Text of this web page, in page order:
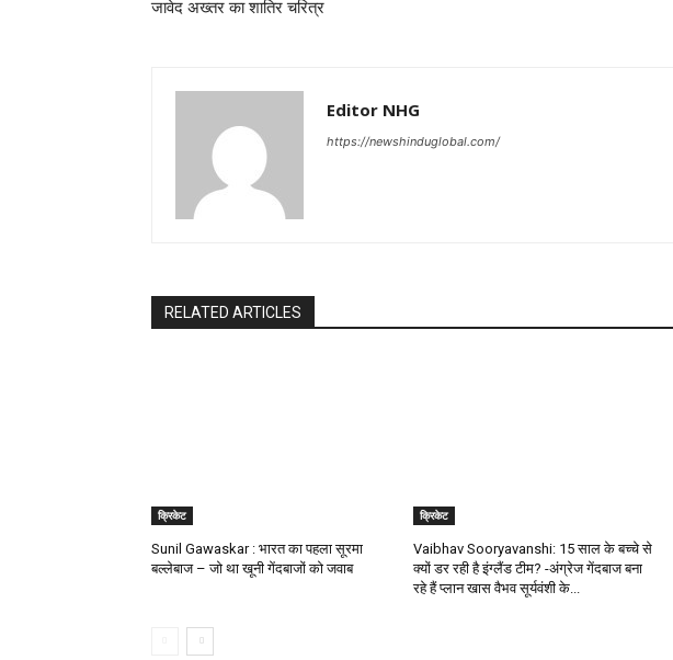
जावेद अख्तर का शातिर चरित्र
Editor NHG
https://newshinduglobal.com/
RELATED ARTICLES
क्रिकेट
Sunil Gawaskar : भारत का पहला सूरमा
बल्लेबाज – जो था खूनी गेंदबाजों को जवाब
क्रिकेट
Vaibhav Sooryavanshi: 15 साल के बच्चे से
क्यों डर रही है इंग्लैंड टीम? -अंग्रेज गेंदबाज बना
रहे हैं प्लान खास वैभव सूर्यवंशी के...